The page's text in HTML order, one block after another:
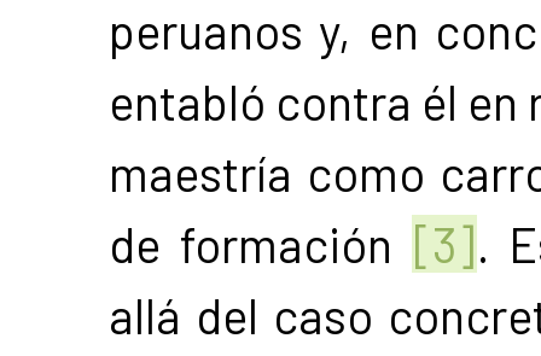
peruanos y, en
entabló contra él en
maestría como
de formación [3].
allá del caso